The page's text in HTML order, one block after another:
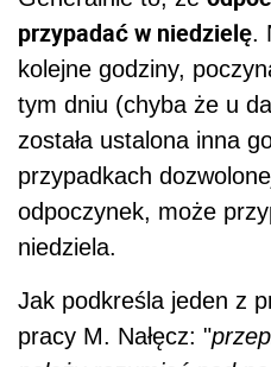
przypadać w niedzielę.
kolejne godziny,
tym dniu (chyba że u
została ustalona inna
przypadkach
odpoczynek, może
niedziela.
Jak podkreśla jeden z
pracy M. Nałęcz: "